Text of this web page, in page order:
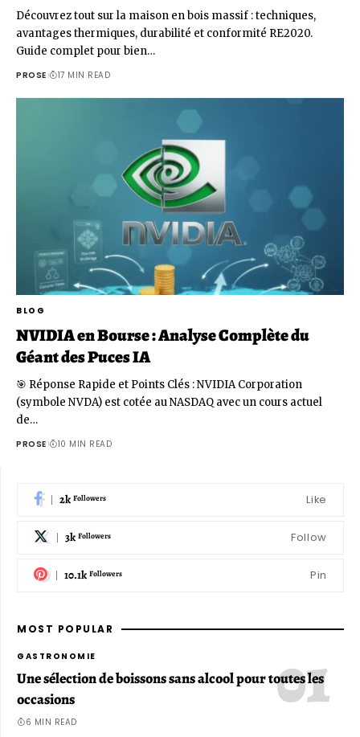
Découvrez tout sur la maison en bois massif : techniques,
avantages thermiques, durabilité et conformité RE2020.
Guide complet pour bien…
PROSE 17 MIN READ
BLOG
NVIDIA en Bourse : Analyse Complète du
Géant des Puces IA
🎯 Réponse Rapide et Points Clés : NVIDIA Corporation
(symbole NVDA) est cotée au NASDAQ avec un cours actuel
de…
PROSE 10 MIN READ
2k Followers Like
3k Followers Follow
10.1k Followers Pin
MOST POPULAR
GASTRONOMIE
Une sélection de boissons sans alcool pour toutes les
occasions
6 MIN READ